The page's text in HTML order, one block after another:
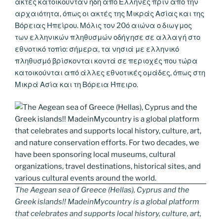
ακτές κατοικούνταν ήδη από Έλληνες πριν από την
αρχαιότητα, όπως οι ακτές της Μικράς Ασίας και της
Βόρειας Ηπείρου. Μόλις τον 20ό αιώνα ο διωγμος
των ελληνικών πληθυσμών οδήγησε σε αλλαγή στο
εθνοτικό τοπίο: σήμερα, τα νησιά με ελληνικό
πληθυσμό βρίσκονται κοντά σε περιοχές που τώρα
κατοικούνται από άλλες εθνοτικές ομάδες, όπως στη
Μικρά Ασία και τη Βόρεια Ήπειρο.
The Aegean sea of Greece (Hellas), Cyprus and the
Greek islands!! MadeinMycountry is a global platform
that celebrates and supports local history, culture, art,